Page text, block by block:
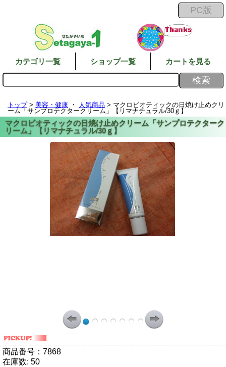
カテゴリ一覧 ショップ一覧 カートを見る
トップ> 美容・健康 ・ 人気商品 > マクロビオティックの日焼け止めクリ
ーム「サンプロテクタークリーム」【リマナチュラル/30ｇ】
商品番号： 7868
在庫数: 50